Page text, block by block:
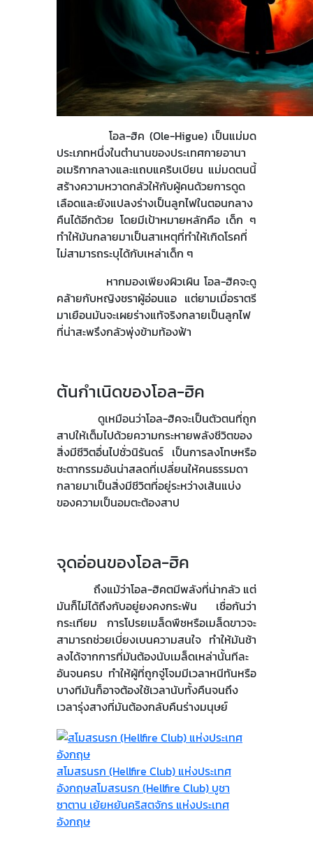
โอล-ฮิค (Ole-Higue) เป็นแม่มด
ประเภทหนึ่งในตำนานของประเทศกายอานา
อเมริกากลางและแถบแคริบเบียน แม่มดตนนี้
สร้างความหวาดกลัวให้กับผู้คนด้วยการดูด
เลือดและยังแปลงร่างเป็นลูกไฟในตอนกลาง
คืนได้อีกด้วย โดยมีเป้าหมายหลักคือ เด็ก ๆ
ทำให้มันกลายมาเป็นสาเหตุที่ทำให้เกิดโรคที่
ไม่สามารถระบุได้กับเหล่าเด็ก ๆ
หากมองเพียงผิวเผิน โอล-ฮิคจะดู
คล้ายกับหญิงชราผู้อ่อนแอ แต่ยามเมื่อราตรี
มาเยือนมันจะเผยร่างแท้จริงกลายเป็นลูกไฟ
ที่น่าสะพรึงกลัวพุ่งข้ามท้องฟ้า
ต้นกำเนิดของโอล-ฮิค
ดูเหมือนว่าโอล-ฮิคจะเป็นตัวตนที่ถูก
สาปให้เต็มไปด้วยความกระหายพลังชีวิตของ
สิ่งมีชีวิตอื่นไปชั่วนิรันดร์ เป็นการลงโทษหรือ
ชะตากรรมอันน่าสลดที่เปลี่ยนให้คนธรรมดา
กลายมาเป็นสิ่งมีชีวิตที่อยู่ระหว่างเส้นแบ่ง
ของความเป็นอมตะต้องสาป
จุดอ่อนของโอล-ฮิค
ถึงแม้ว่าโอล-ฮิคตมีพลังที่น่ากลัว แต่
มันก็ไม่ได้ถึงกับอยู่ยงคงกระพัน เชื่อกันว่า
กระเทียม การโปรยเมล็ดพืชหรือเมล็ดขาวจะ
สามารถช่วยเบี่ยงเบนความสนใจ ทำให้มันช้า
ลงได้จากการที่มันต้องนับเมล็ดเหล่านั้นทีละ
อันจนครบ ทำให้ผู้ที่ถูกจู่โจมมีเวลาหนีทันหรือ
บางทีมันก็อาจต้องใช้เวลานับทั้งคืนจนถึง
เวลารุ่งสางที่มันต้องกลับคืนร่างมนุษย์
สโมสรนรก (Hellfire Club) แห่งประเทศ
อังกฤษสโมสรนรก (Hellfire Club) บูชา
ซาตาน เย้ยหยันคริสตจักร แห่งประเทศ
อังกฤษ